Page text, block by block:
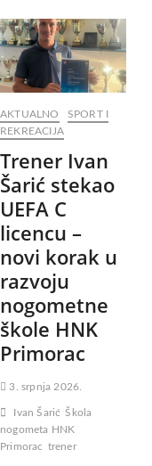
AKTUALNO
SPORT I
REKREACIJA
Trener Ivan
Šarić stekao
UEFA C
licencu –
novi korak u
razvoju
nogometne
škole HNK
Primorac
3. srpnja 2026.
Ivan Šarić Škola
nogometa HNK
Primorac trener